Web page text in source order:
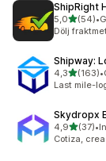
ShipRight
5,0av 5(54)
54 •
Dölj
Shipway:
4,3av 5(163)
163 •
Last mile-
Skydropx
4,9av 5(37)
37 •
Cotiza,